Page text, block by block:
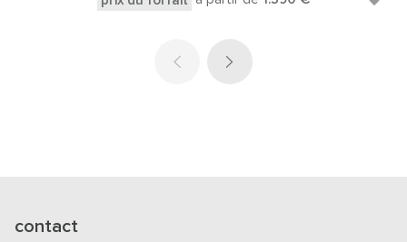
contact